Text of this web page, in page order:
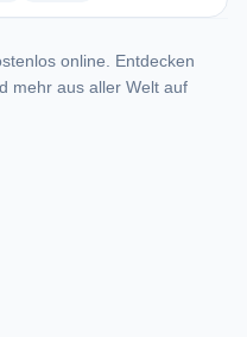
online. Entdecken
mehr aus aller Welt auf